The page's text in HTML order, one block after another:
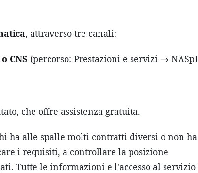
, attraverso tre canali:
CNS (percorso: Prestazioni e servizi →
che offre assistenza gratuita.
ha alle spalle molti contratti diversi o non ha
i requisiti, a controllare la posizione
Tutte le informazioni e l'accesso al servizio